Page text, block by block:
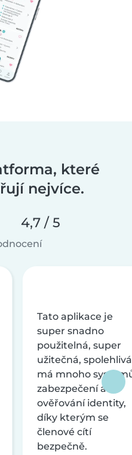
které
nejvíce.
4,7 / 5
Tato aplikace je
super snadno
použitelná, super
užitečná,
má mnoho
zabezpečení a
ověřování identity,
díky kterým se
členové cítí
bezpečně.